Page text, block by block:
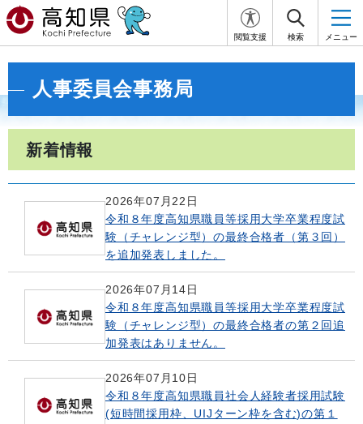
閲覧支援 検索 メニュー
人事委員会事務局
新着情報
2026年07月22日
令和８年度高知県職員等採用大学卒業程度試
験（チャレンジ型）の最終合格者（第３回）
を追加発表しました。
2026年07月14日
令和８年度高知県職員等採用大学卒業程度試
験（チャレンジ型）の最終合格者の第２回追
加発表はありません。
2026年07月10日
令和８年度高知県職員社会人経験者採用試験
(短時間採用枠、UIJターン枠を含む)の第１